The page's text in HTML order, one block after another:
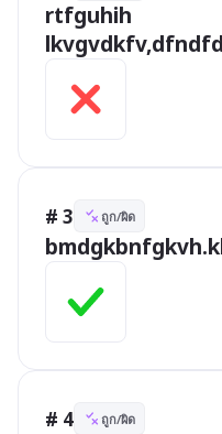
rtfguhih
# 3 ถูก/ผิด
# 4 ถูก/ผิด